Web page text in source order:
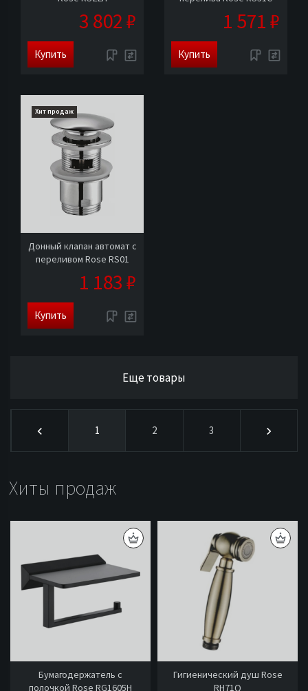
3 802 ₽
Купить
1 571 ₽
Купить
Хит продаж
Донный клапан автомат с
переливом Rose RS01
1 183 ₽
Купить
Еще товары
1 2 3
Хиты продаж
Бумагодержатель с
полочкой Rose RG1605H
Гигиенический душ Rose
RH71Q